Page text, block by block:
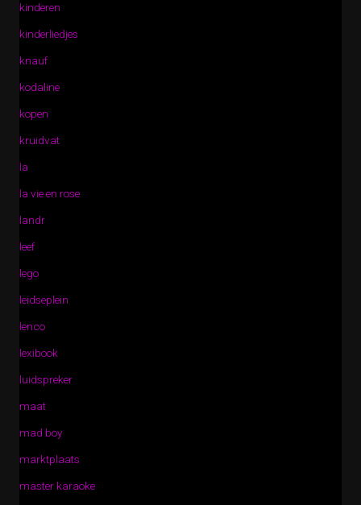
kinderen
kinderliedjes
knauf
kodaline
kopen
kruidvat
la
la vie en rose
landr
leef
lego
leidseplein
lenco
lexibook
luidspreker
maat
mad boy
marktplaats
master karaoke